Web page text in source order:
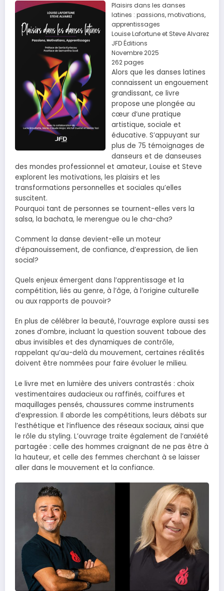
Plaisirs dans les danses
latines : passions, motivations,
apprentissages
Louise Lafortune et Steve Alvarez
JFD Éditions
Novembre 2025
262 pages
Alors que les danses latines
connaissent un engouement
grandissant, ce livre
propose une plongée au
cœur d’une pratique
artistique, sociale et
éducative. S’appuyant sur
plus de 75 témoignages de
danseurs et de danseuses
des mondes professionnel et amateur, Louise et Steve
explorent les motivations, les plaisirs et les
transformations personnelles et sociales qu’elles
suscitent.
Pourquoi tant de personnes se tournent-elles vers la
salsa, la bachata, le merengue ou le cha-cha?
Comment la danse devient-elle un moteur
d’épanouissement, de confiance, d’expression, de lien
social?
Quels enjeux émergent dans l’apprentissage et la
compétition, liés au genre, à l’âge, à l’origine culturelle
ou aux rapports de pouvoir?
En plus de célébrer la beauté, l’ouvrage explore aussi ses
zones d’ombre, incluant la question souvent taboue des
abus invisibles et des dynamiques de contrôle,
rappelant qu’au-delà du mouvement, certaines réalités
doivent être nommées pour faire évoluer le milieu.
Le livre met en lumière des univers contrastés : choix
vestimentaires audacieux ou raffinés, coiffures et
maquillages pensés, chaussures comme instruments
d’expression. Il aborde les compétitions, leurs débats sur
l’esthétique et l’influence des réseaux sociaux, ainsi que
le rôle du styling. L’ouvrage traite également de l’anxiété
partagée : celle des hommes craignant de ne pas être à
la hauteur, et celle des femmes cherchant à se laisser
aller dans le mouvement et la confiance.